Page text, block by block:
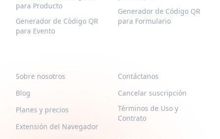
para Producto
Generador de Código QR
para Evento
Generador de Código QR
para Formulario
Sobre nosotros
Blog
Planes y precios
Extensión del Navegador
Contáctanos
Cancelar suscripción
Términos de Uso y
Contrato